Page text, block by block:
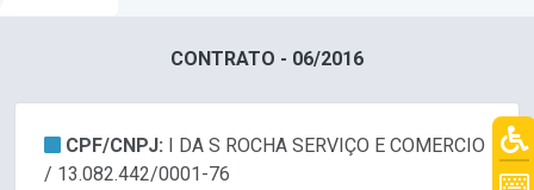
CONTRATO - 06/2016
CPF/CNPJ:
I DA S ROCHA SERVIÇO E COMERCIO
/ 13.082.442/0001-76